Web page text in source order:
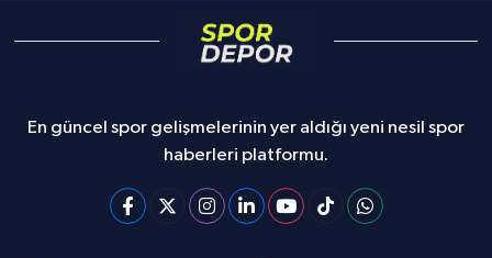
En güncel spor gelişmelerinin yer aldığı yeni nesil spor
haberleri platformu.